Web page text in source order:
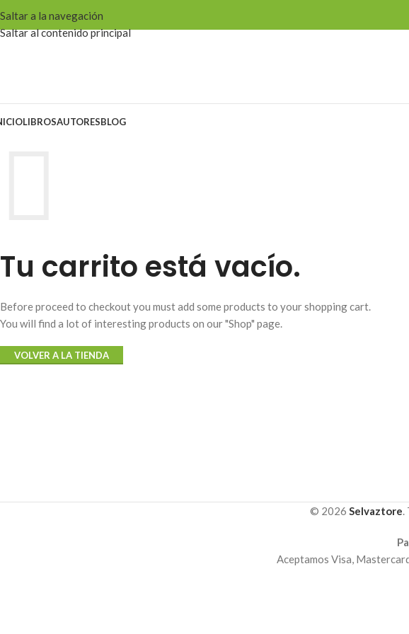
Saltar a la navegación
Saltar al contenido principal
LIBROSAUTORESBLOG
Tu carrito está vacío.
Before proceed to checkout you must add some products to your shopping cart.
You will find a lot of interesting products on our "Shop" page.
VOLVER A LA TIENDA
© 2026 Selvaztore.
Aceptamos Visa,